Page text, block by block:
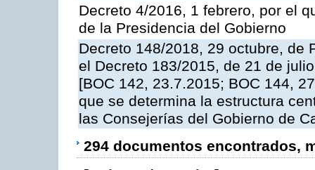
Decreto 4/2016, 1 febrero, por el
de la Presidencia del Gobierno
Decreto 148/2018, 29 octubre, de
el Decreto 183/2015, de 21 de julio
[BOC 142, 23.7.2015; BOC 144,
que se determina la estructura
las Consejerías del Gobierno de
294 documentos encontrados,